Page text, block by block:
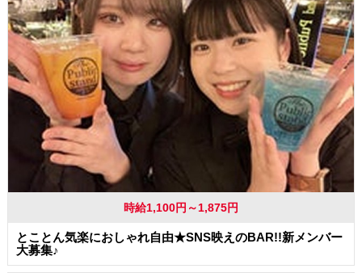
時給1,100円～1,875円
とことん気楽におしゃれ自由★SNS映えのBAR!!新メンバー
大募集♪